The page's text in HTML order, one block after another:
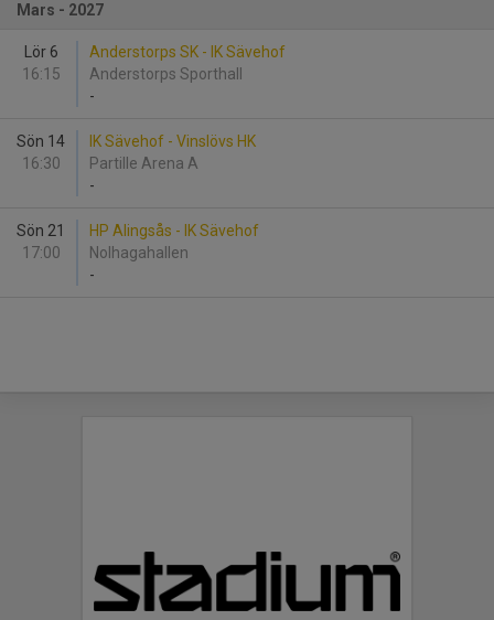
Mars - 2027
Lör 6
16:15
Anderstorps SK - IK Sävehof
Anderstorps Sporthall
-
Sön 14
16:30
IK Sävehof - Vinslövs HK
Partille Arena A
-
Sön 21
17:00
HP Alingsås - IK Sävehof
Nolhagahallen
-